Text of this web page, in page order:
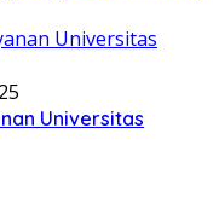
Universitas